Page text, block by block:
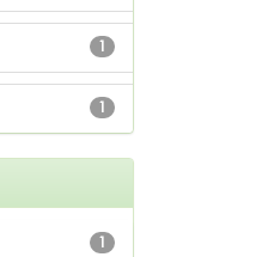
1
1
1